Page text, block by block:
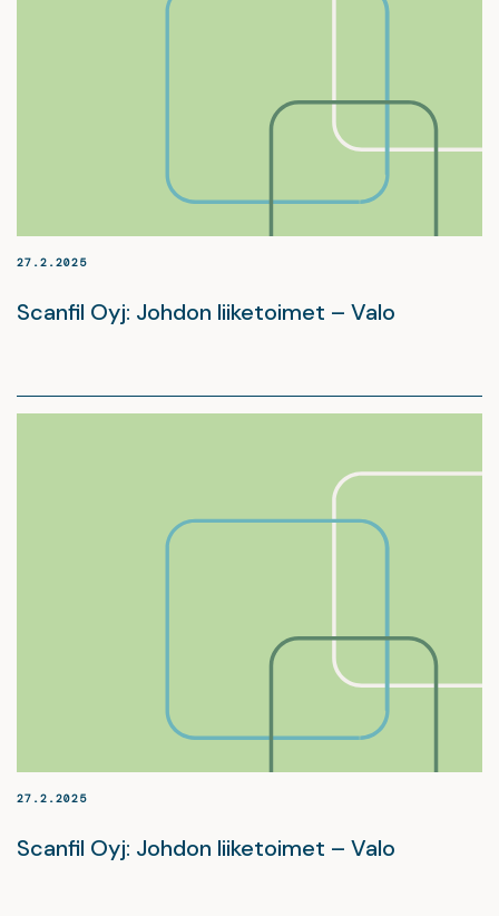
27.2.2025
Scanfil Oyj: Johdon liiketoimet – Valo
27.2.2025
Scanfil Oyj: Johdon liiketoimet – Valo